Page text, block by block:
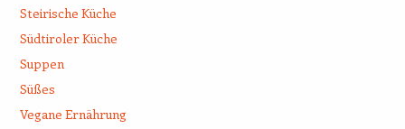
Steirische Küche
Südtiroler Küche
Suppen
Süßes
Vegane Ernährung